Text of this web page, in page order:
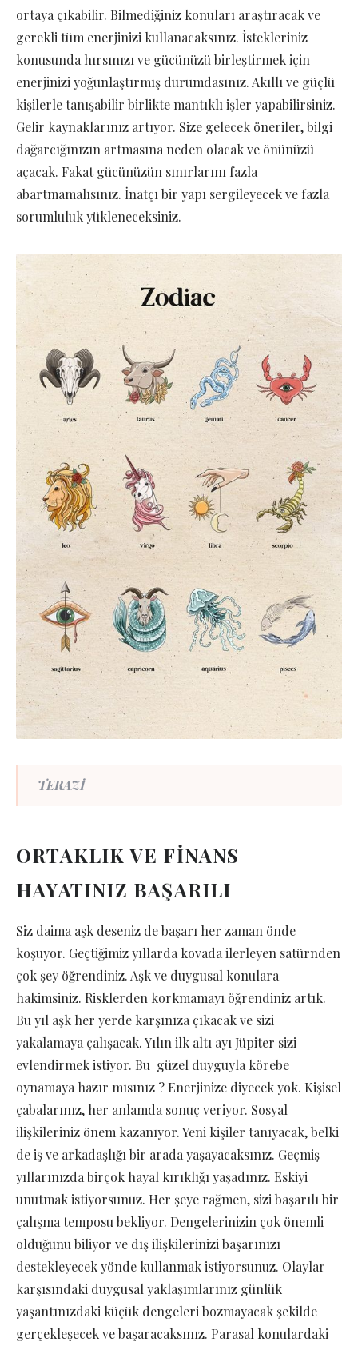
ortaya çıkabilir. Bilmediğiniz konuları araştıracak ve
gerekli tüm enerjinizi kullanacaksınız. İstekleriniz
konusunda hırsınızı ve gücünüzü birleştirmek için
enerjinizi yoğunlaştırmış durumdasınız. Akıllı ve güçlü
kişilerle tanışabilir birlikte mantıklı işler yapabilirsiniz.
Gelir kaynaklarınız artıyor. Size gelecek öneriler, bilgi
dağarcığınızın artmasına neden olacak ve önünüzü
açacak. Fakat gücünüzün sınırlarını fazla
abartmamalısınız. İnatçı bir yapı sergileyecek ve fazla
sorumluluk yükleneceksiniz.
TERAZİ
ORTAKLIK VE FİNANS
HAYATINIZ BAŞARILI
Siz daima aşk deseniz de başarı her zaman önde
koşuyor. Geçtiğimiz yıllarda kovada ilerleyen satürnden
çok şey öğrendiniz. Aşk ve duygusal konulara
hakimsiniz. Risklerden korkmamayı öğrendiniz artık.
Bu yıl aşk her yerde karşınıza çıkacak ve sizi
yakalamaya çalışacak. Yılın ilk altı ayı Jüpiter sizi
evlendirmek istiyor. Bu güzel duyguyla körebe
oynamaya hazır mısınız ? Enerjinize diyecek yok. Kişisel
çabalarınız, her anlamda sonuç veriyor. Sosyal
ilişkileriniz önem kazanıyor. Yeni kişiler tanıyacak, belki
de iş ve arkadaşlığı bir arada yaşayacaksınız. Geçmiş
yıllarınızda birçok hayal kırıklığı yaşadınız. Eskiyi
unutmak istiyorsunuz. Her şeye rağmen, sizi başarılı bir
çalışma temposu bekliyor. Dengelerinizin çok önemli
olduğunu biliyor ve dış ilişkilerinizi başarınızı
destekleyecek yönde kullanmak istiyorsunuz. Olaylar
karşısındaki duygusal yaklaşımlarınız günlük
yaşantınızdaki küçük dengeleri bozmayacak şekilde
gerçekleşecek ve başaracaksınız. Parasal konulardaki